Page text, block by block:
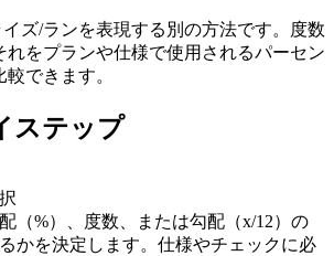
ズ/ランを表現する別の方法です。度数
れをプランや仕様で使用されるパーセン
できます。
ステップ
（%）、度数、または勾配（x/12）の
かを決定します。仕様やチェックに必